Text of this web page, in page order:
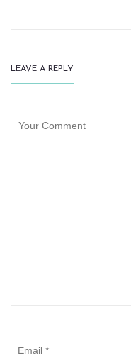
LEAVE A REPLY